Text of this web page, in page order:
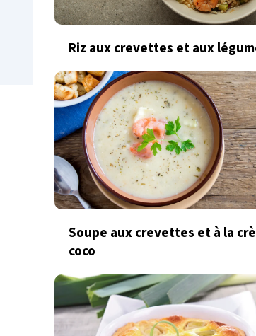
Riz aux crevettes et aux
Soupe aux crevettes et à la
coco